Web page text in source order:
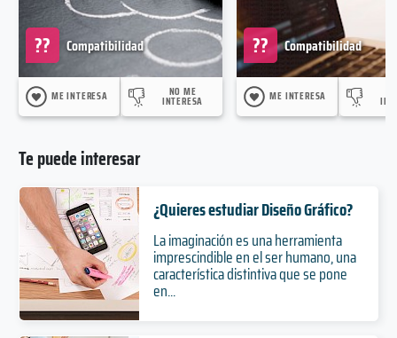
Compatibilidad
??
ME INTERESA NO ME
INTERESA
Compatibilidad
??
ME INTERESA
Te puede interesar
¿Quieres estudiar Diseño Gráfico?
La imaginación es una herramienta
imprescindible en el ser humano, una
característica distintiva que se pone
en...